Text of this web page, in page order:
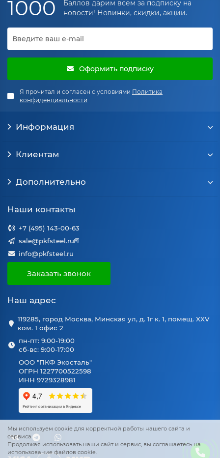
Мы используем cookie для корректной работы нашего сайта и
сервиса.
Продолжая использовать наши сайт и сервис, вы соглашаетесь на
использование файлов cookie.
1000
Баллов дарим всем за подписку на
новости! Новинки, скидки, акции.
Оформить подписку
Я прочитал и согласен с условиями Политика
конфиденциальности
Информация
Клиентам
Дополнительно
Наши контакты
+7 (495) 143-00-63
sale@pkfsteel.ru
info@pkfsteel.ru
Заказать звонок
Наш адрес
119285, город Москва, Минская ул, д. 1г к. 1, помещ. XXV
ком. 1 офис 2
пн-пт: 9:00-19:00
сб-вс: 9:00-17:00
ООО "ПКФ Экосталь"
ОГРН 1227700522598
ИНН 9729328981